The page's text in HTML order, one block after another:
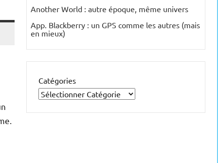
Another World : autre époque, même univers
App. Blackberry : un GPS comme les autres (mais
en mieux)
Catégories